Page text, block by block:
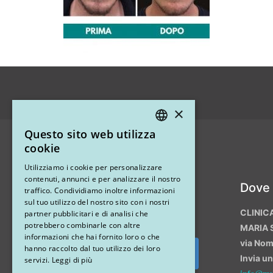
Instagram
MARIA
via
Invia
×
Questo sito web utilizza
cookie
Utilizziamo i cookie per personalizzare
contenuti, annunci e per analizzare il nostro
traffico. Condividiamo inoltre informazioni
sul tuo utilizzo del nostro sito con i nostri
partner pubblicitari e di analisi che
potrebbero combinarle con altre
informazioni che hai fornito loro o che
hanno raccolto dal tuo utilizzo dei loro
servizi. Leggi di più